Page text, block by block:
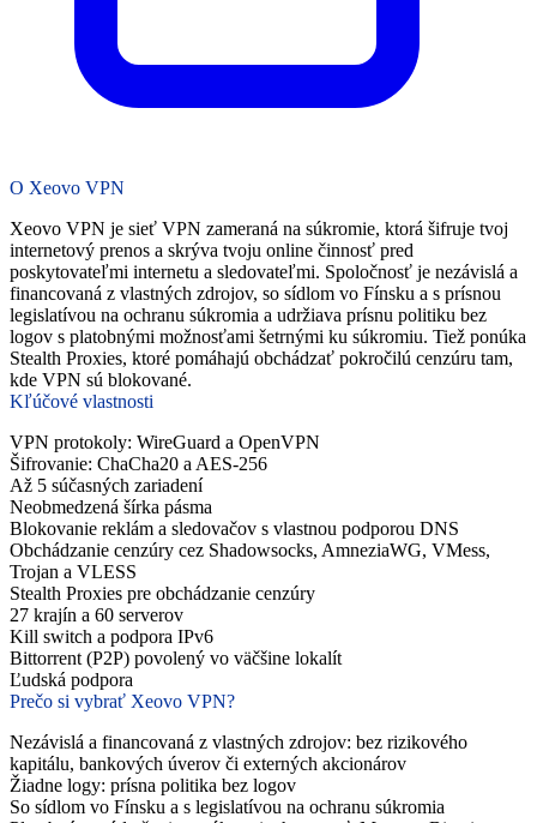
O Xeovo VPN
Xeovo VPN je sieť VPN zameraná na súkromie, ktorá šifruje tvoj
internetový prenos a skrýva tvoju online činnosť pred
poskytovateľmi internetu a sledovateľmi. Spoločnosť je nezávislá a
financovaná z vlastných zdrojov, so sídlom vo Fínsku a s prísnou
legislatívou na ochranu súkromia a udržiava prísnu politiku bez
logov s platobnými možnosťami šetrnými ku súkromiu. Tiež ponúka
Stealth Proxies, ktoré pomáhajú obchádzať pokročilú cenzúru tam,
kde VPN sú blokované.
Kľúčové vlastnosti
VPN protokoly: WireGuard a OpenVPN
Šifrovanie: ChaCha20 a AES-256
Až 5 súčasných zariadení
Neobmedzená šírka pásma
Blokovanie reklám a sledovačov s vlastnou podporou DNS
Obchádzanie cenzúry cez Shadowsocks, AmneziaWG, VMess,
Trojan a VLESS
Stealth Proxies pre obchádzanie cenzúry
27 krajín a 60 serverov
Kill switch a podpora IPv6
Bittorrent (P2P) povolený vo väčšine lokalít
Ľudská podpora
Prečo si vybrať Xeovo VPN?
Nezávislá a financovaná z vlastných zdrojov: bez rizikového
kapitálu, bankových úverov či externých akcionárov
Žiadne logy: prísna politika bez logov
So sídlom vo Fínsku a s legislatívou na ochranu súkromia